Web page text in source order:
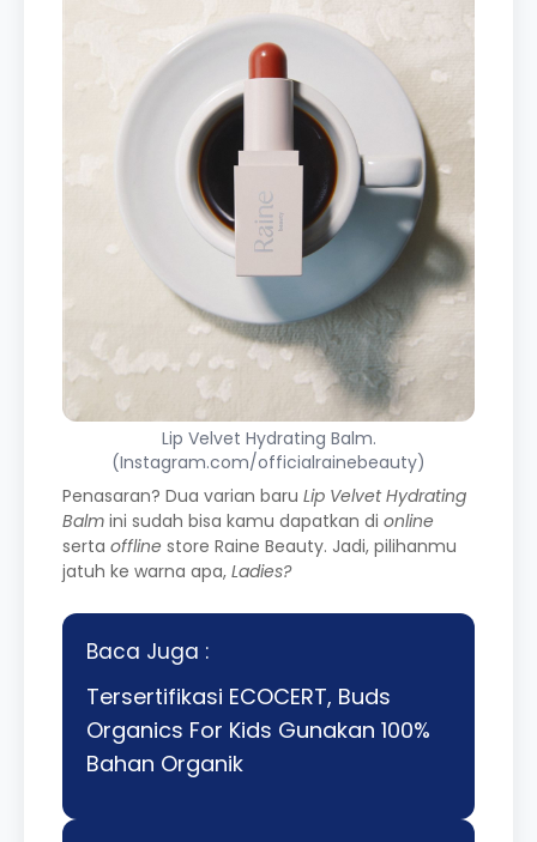
Lip Velvet Hydrating Balm.
(Instagram.com/officialrainebeauty)
Penasaran? Dua varian baru Lip Velvet Hydrating
Balm ini sudah bisa kamu dapatkan di online
serta offline store Raine Beauty. Jadi, pilihanmu
jatuh ke warna apa, Ladies?
Baca Juga :
Tersertifikasi ECOCERT, Buds
Organics For Kids Gunakan 100%
Bahan Organik